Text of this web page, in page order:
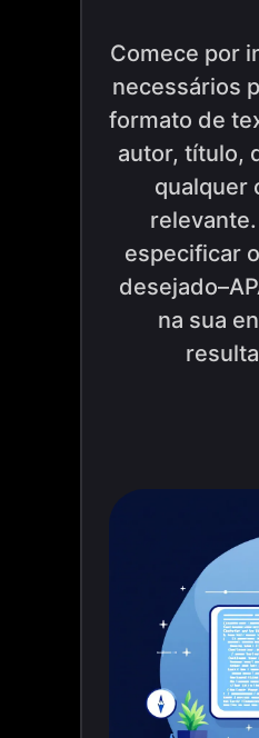
Comece por
necessários
formato de
autor, título,
qualquer
especificar
na sua